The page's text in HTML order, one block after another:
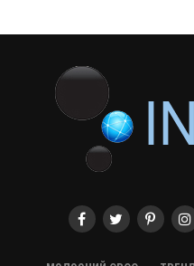
28/07/2026, 12:04
ХӨВСГӨЛ
2 өрөө байр
20/07/2026, 19:22
20/07/2026, 19:21